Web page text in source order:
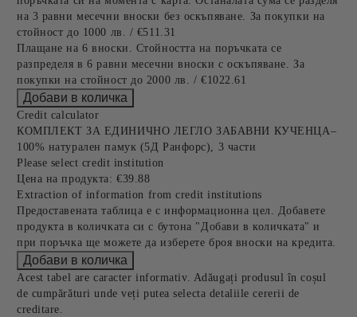
на 3 равни месечни вноски без оскъпяване. За покупки на
стойност до 1000 лв. / €511.31
Плащане на 6 вноски. Стойността на поръчката се
разпределя в 6 равни месечни вноски с оскъпяване. За
покупки на стойност до 2000 лв. / €1022.61
Credit calculator
КОМПЛЕКТ ЗА ЕДИНИЧНО ЛЕГЛО ЗАБАВНИ КУЧЕНЦА–
100% натурален памук (5Д Ранфорс), 3 части
Please select credit institution
Цена на продукта: €39.88
Extraction of information from credit institutions
Предоставената таблица е с информационна цел. Добавете
продукта в количката си с бутона "Добави в количката" и
при поръчка ще можете да изберете броя вноски на кредита.
Acest tabel are caracter informativ. Adăugați produsul în coșul
de cumpărături unde veți putea selecta detaliile cererii de
creditare.